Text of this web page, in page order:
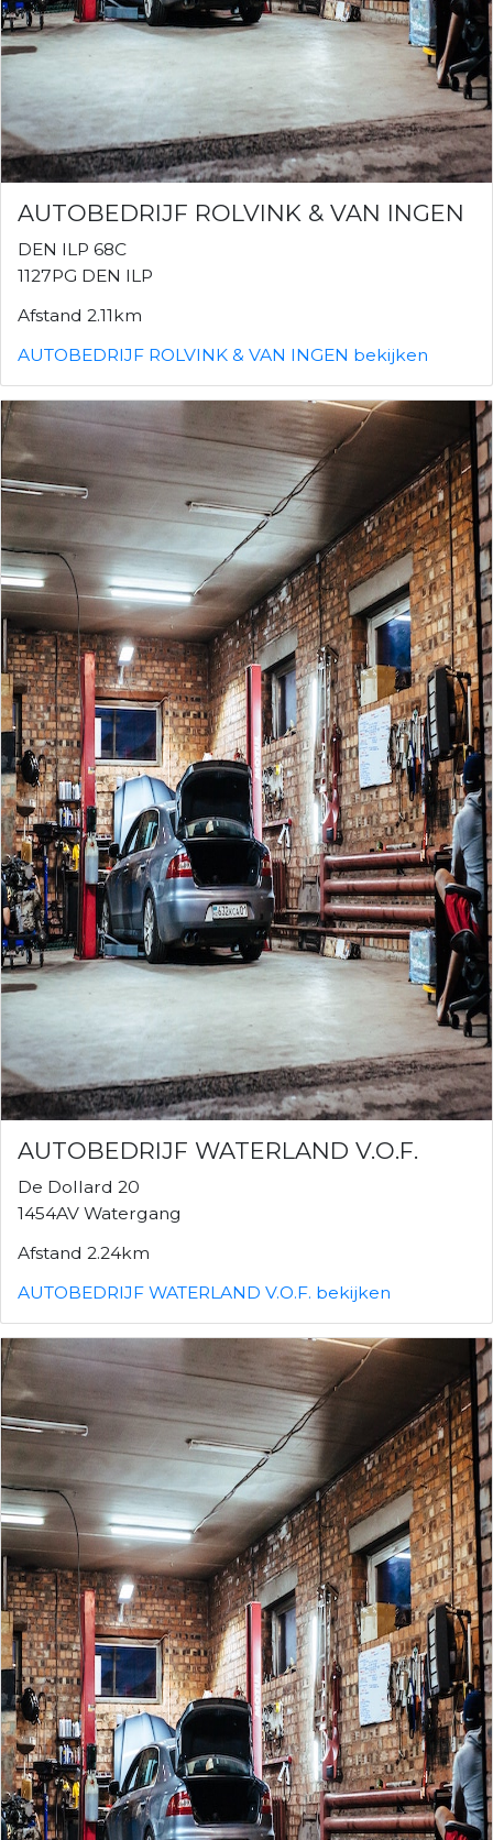
AUTOBEDRIJF ROLVINK & VAN INGEN
DEN ILP 68C
1127PG DEN ILP
Afstand 2.11km
AUTOBEDRIJF ROLVINK & VAN INGEN bekijken
AUTOBEDRIJF WATERLAND V.O.F.
De Dollard 20
1454AV Watergang
Afstand 2.24km
AUTOBEDRIJF WATERLAND V.O.F. bekijken